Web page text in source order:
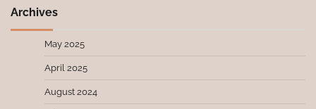
Archives
May 2025
April 2025
August 2024